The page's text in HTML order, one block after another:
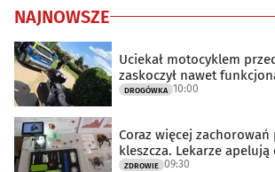
NAJNOWSZE
Uciekał motocyklem
zaskoczył nawet
DROGÓWKA 10:00
Coraz więcej
kleszcza. Lekarze apelują
ZDROWIE 09:30